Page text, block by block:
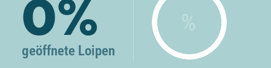
0%
geöffnete Loipen
%